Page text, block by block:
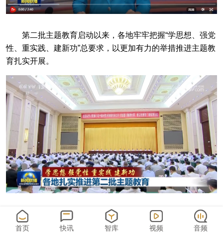
第二批主题教育启动以来，各地牢牢把握“学思想、强党
性、重实践、建新功”总要求，以更加有力的举措推进主题教
育扎实开展。
在第二批主题教育中，重庆通过理论宣讲、开展培训
等，组织党员干部深入学习习近平新时代中国特色社会主义
首页 快讯 智库 视频 音频